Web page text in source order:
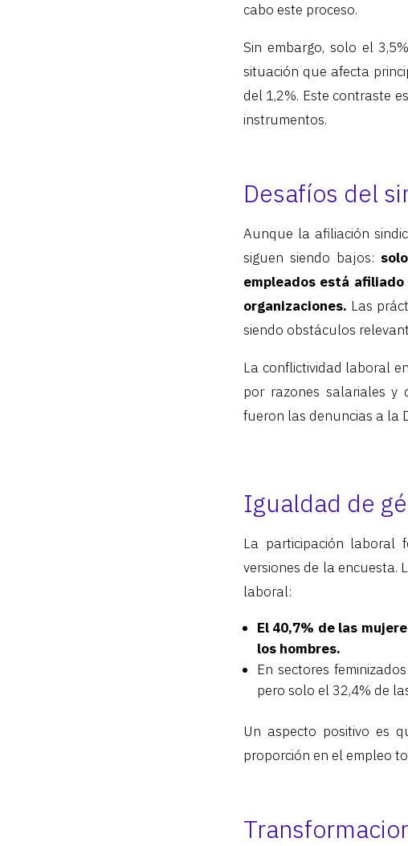
cabo este proceso.
Sin embargo, solo el
situación que afecta
del 1,2%. Este contraste
instrumentos.
Desafíos del
Aunque la afiliación
siguen siendo bajos:
empleados está
organizaciones. Las
siendo obstáculos
La conflictividad laboral
por razones salariales y
fueron las denuncias a la
Igualdad de
La participación laboral
versiones de la encuesta.
laboral:
El 40,7% de las
los hombres.
En sectores
pero solo el 32,4% de
Un aspecto positivo es
proporción en el empleo